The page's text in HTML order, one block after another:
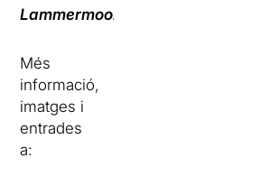
Lammermoor.
Més
informació,
imatges i
entrades
a: